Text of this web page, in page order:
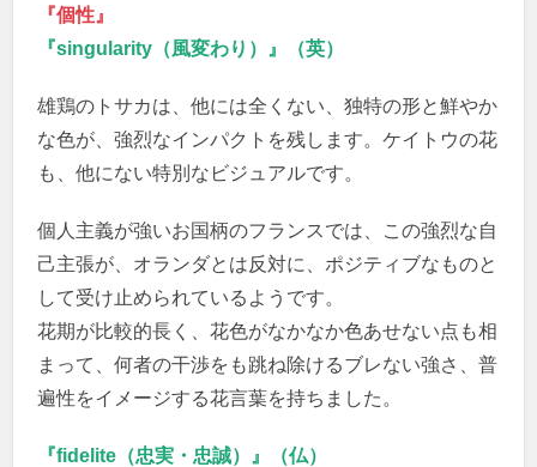
『個性』
『singularity（風変わり）』（英）
雄鶏のトサカは、他には全くない、独特の形と鮮やか
な色が、強烈なインパクトを残します。ケイトウの花
も、他にない特別なビジュアルです。
個人主義が強いお国柄のフランスでは、この強烈な自
己主張が、オランダとは反対に、ポジティブなものと
して受け止められているようです。
花期が比較的長く、花色がなかなか色あせない点も相
まって、何者の干渉をも跳ね除けるブレない強さ、普
遍性をイメージする花言葉を持ちました。
『fidelite（忠実・忠誠）』（仏）